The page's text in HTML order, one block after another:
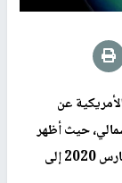
عن
حيث أظهر
تحليل بيانات الأقمار الصناعية أنه انخفض في 12 مارس 2020 إلى